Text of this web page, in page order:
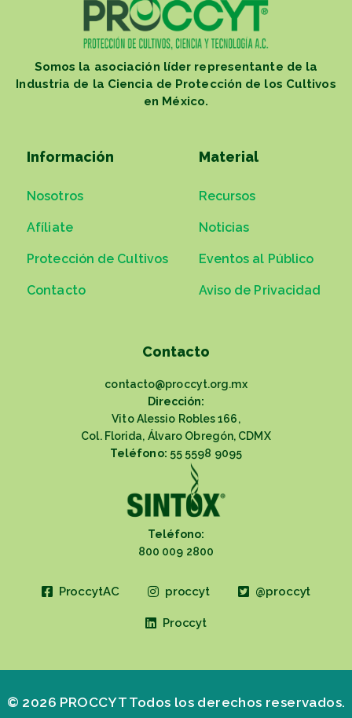
Somos la asociación líder representante de la
Industria de la Ciencia de Protección de los Cultivos
en México.
Información
Nosotros
Afíliate
Protección de Cultivos
Contacto
Material
Recursos
Noticias
Eventos al Público
Aviso de Privacidad
Contacto
contacto@proccyt.org.mx
Dirección:
Vito Alessio Robles 166,
Col. Florida, Álvaro Obregón, CDMX
Teléfono: 55 5598 9095
Teléfono:
800 009 2800
ProccytAC proccyt @proccyt
Proccyt
© 2026 PROCCYT Todos los derechos reservados.